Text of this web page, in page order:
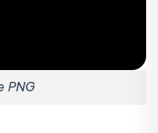
PNG